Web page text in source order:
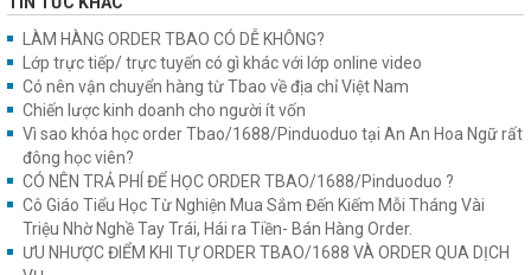
LÀM HÀNG ORDER TBAO CÓ DỄ KHÔNG?
Lớp trực tiếp/ trực tuyến có gì khác với lớp online video
Có nên vận chuyển hàng từ Tbao về địa chỉ Việt Nam
Chiến lược kinh doanh cho người ít vốn
Vì sao khóa học order Tbao/1688/Pinduoduo tại An An Hoa Ngữ rất
đông học viên?
CÓ NÊN TRẢ PHÍ ĐỂ HỌC ORDER TBAO/1688/Pinduoduo ?
Cô Giáo Tiểu Học Từ Nghiện Mua Sắm Đến Kiếm Mỗi Tháng Vài
Triệu Nhờ Nghề Tay Trái, Hái ra Tiền- Bán Hàng Order.
ƯU NHƯỢC ĐIỂM KHI TỰ ORDER TBAO/1688 VÀ ORDER QUA DỊCH